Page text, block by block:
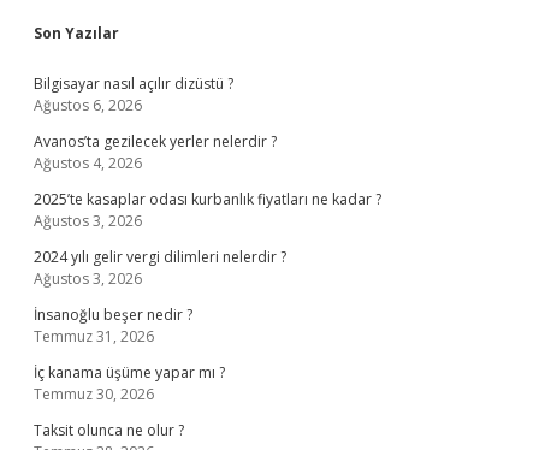
Sidebar
Son Yazılar
Bilgisayar nasıl açılır dizüstü ?
Ağustos 6, 2026
Avanos’ta gezilecek yerler nelerdir ?
Ağustos 4, 2026
2025’te kasaplar odası kurbanlık fiyatları ne kadar ?
Ağustos 3, 2026
2024 yılı gelir vergi dilimleri nelerdir ?
Ağustos 3, 2026
İnsanoğlu beşer nedir ?
Temmuz 31, 2026
İç kanama üşüme yapar mı ?
Temmuz 30, 2026
Taksit olunca ne olur ?